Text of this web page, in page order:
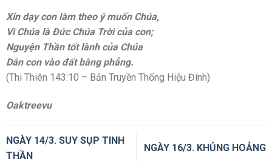
Xin dạy con làm theo ý muốn Chúa,
Vì Chúa là Đức Chúa Trời của con;
Nguyện Thần tốt lành của Chúa
Dẫn con vào đất bằng phẳng.
(Thi Thiên 143:10 – Bản Truyền Thống Hiệu Đính)
Oaktreevu
NGÀY 14/3. SUY SỤP TINH
THẦN
NGÀY 16/3. KHỦNG HOẢNG